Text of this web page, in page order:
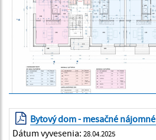
Bytový dom - mesačné nájomné
Dátum vyvesenia: 28.04.2025